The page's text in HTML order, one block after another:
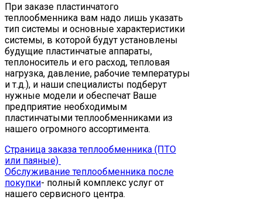
При заказе пластинчатого
теплообменника вам надо лишь указать
тип системы и основные характеристики
системы, в которой будут установлены
будущие пластинчатые аппараты,
теплоноситель и его расход, тепловая
нагрузка, давление, рабочие температуры
и т.д.), и наши специалисты подберут
нужные модели и обеспечат Ваше
предприятие необходимым
пластинчатыми теплообменниками из
нашего огромного ассортимента.
Страница заказа теплообменника (ПТО
или паяные)
Обслуживание теплообменника после
покупки- полный комплекс услуг от
нашего сервисного центра.